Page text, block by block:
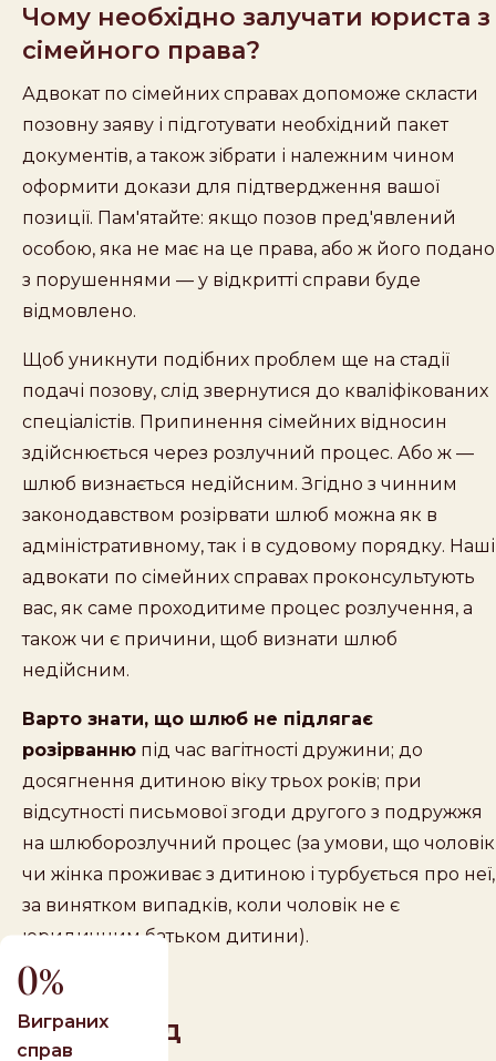
0
Виграних
справ
Чому необхідно залучати юриста з
сімейного права?
Адвокат по сімейних справах допоможе скласти
позовну заяву і підготувати необхідний пакет
документів, а також зібрати і належним чином
оформити докази для підтвердження вашої
позиції. Пам'ятайте: якщо позов пред'явлений
особою, яка не має на це права, або ж його подано
з порушеннями — у відкритті справи буде
відмовлено.
Щоб уникнути подібних проблем ще на стадії
подачі позову, слід звернутися до кваліфікованих
спеціалістів. Припинення сімейних відносин
здійснюється через розлучний процес. Або ж —
шлюб визнається недійсним. Згідно з чинним
законодавством розірвати шлюб можна як в
адміністративному, так і в судовому порядку. Наші
адвокати по сімейних справах проконсультують
вас, як саме проходитиме процес розлучення, а
також чи є причини, щоб визнати шлюб
недійсним.
Варто знати, що шлюб не підлягає
розірванню під час вагітності дружини; до
досягнення дитиною віку трьох років; при
відсутності письмової згоди другого з подружжя
на шлюборозлучний процес (за умови, що чоловік
чи жінка проживає з дитиною і турбується про неї,
за винятком випадків, коли чоловік не є
юридичним батьком дитини).
Наш досвід